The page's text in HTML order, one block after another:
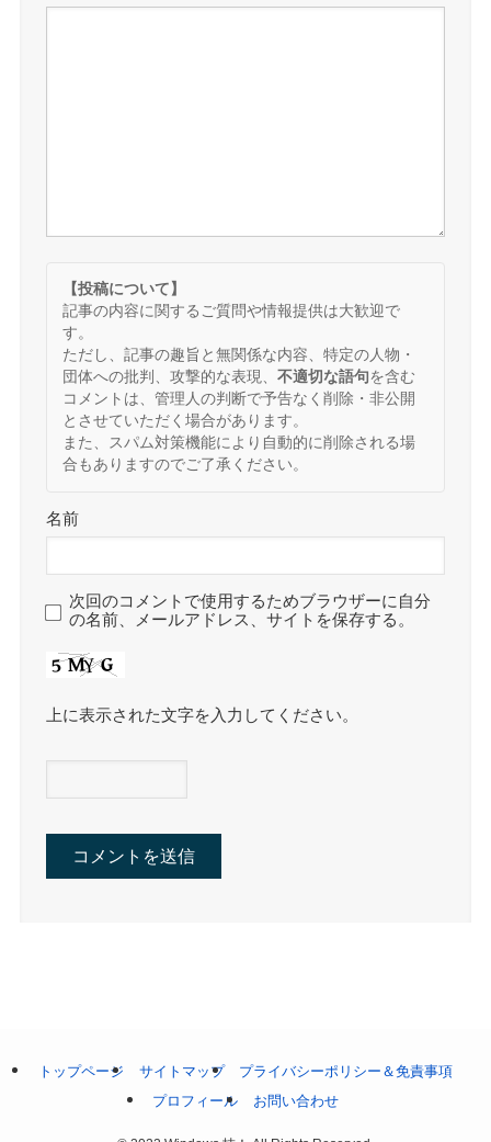
【投稿について】
記事の内容に関するご質問や情報提供は大歓迎で
す。
ただし、記事の趣旨と無関係な内容、特定の人物・
団体への批判、攻撃的な表現、 不適切な語句を含む
コメントは、管理人の判断で予告なく削除・非公開
とさせていただく場合があります。
また、スパム対策機能により自動的に削除される場
合もありますのでご了承ください。
名前
次回のコメントで使用するためブラウザーに自分
の名前、メールアドレス、サイトを保存する。
上に表示された文字を入力してください。
トップページ サイトマップ
プライバシーポリシー＆免責事項
プロフィール
お問い合わせ